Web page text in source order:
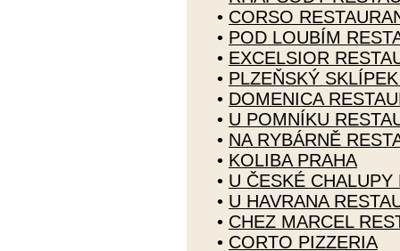
• CORSO
• POD LOUBÍM
• EXCELSIOR
• PLZEŇSKÝ
• DOMENICA
• U POMNÍKU
• NA RYBÁRNĚ
• KOLIBA PRAHA
• U ČESKÉ CHALUPY
• U HAVRANA
• CHEZ MARCEL
• CORTO PIZZERIA